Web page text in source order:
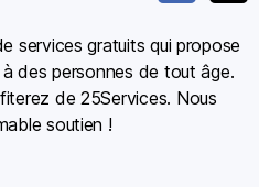
services gratuits qui propose
des personnes de tout âge.
de 25Services. Nous
soutien !